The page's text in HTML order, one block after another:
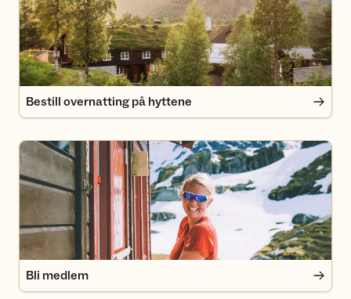
Bestill overnatting på hyttene
Bli medlem
Bli medlem